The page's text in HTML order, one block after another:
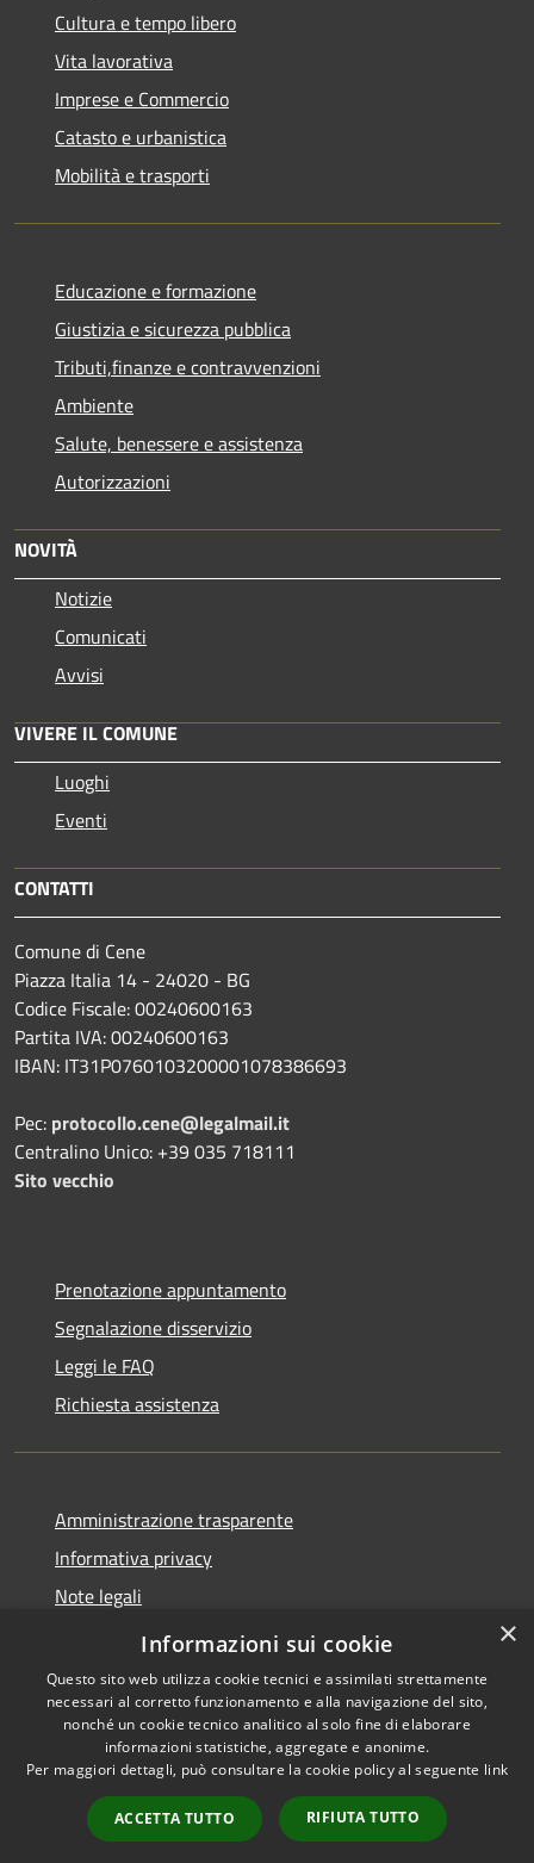
Cultura e tempo libero
Vita lavorativa
Imprese e Commercio
Catasto e urbanistica
Mobilità e trasporti
Educazione e formazione
Giustizia e sicurezza pubblica
Tributi,finanze e contravvenzioni
Ambiente
Salute, benessere e assistenza
Autorizzazioni
NOVITÀ
Notizie
Comunicati
Avvisi
VIVERE IL COMUNE
Luoghi
Eventi
CONTATTI
Comune di Cene
Piazza Italia 14 - 24020 - BG
Codice Fiscale: 00240600163
Partita IVA: 00240600163
IBAN: IT31P0760103200001078386693
Pec: protocollo.cene@legalmail.it
Centralino Unico: +39 035 718111
Sito vecchio
Prenotazione appuntamento
Segnalazione disservizio
Leggi le FAQ
Richiesta assistenza
Amministrazione trasparente
Informativa privacy
Note legali
Dichiarazione di accessibilità
Accessibilità
Copyright © 2026 • Comune di
Cene • Powered by
Municipium•
Accesso
redazione
×
Informazioni sui cookie
Questo sito web utilizza cookie tecnici e assimilati strettamente
necessari al corretto funzionamento e alla navigazione del sito,
nonché un cookie tecnico analitico al solo fine di elaborare
informazioni statistiche, aggregate e anonime.
Per maggiori dettagli, può consultare la cookie policy al seguente link
ACCETTA TUTTO RIFIUTA TUTTO